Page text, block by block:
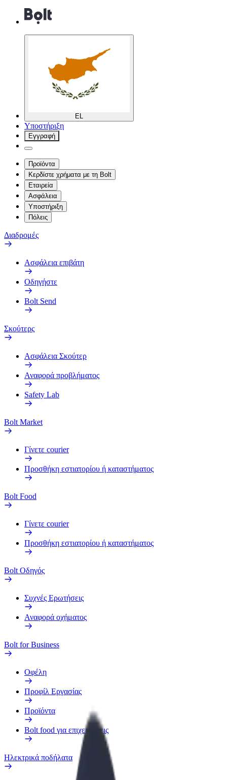
EL
Υποστήριξη
Εγγραφή
Προϊόντα
Κερδίστε χρήματα με τη Bolt
Εταιρεία
Ασφάλεια
Υποστήριξη
Πόλεις
Διαδρομές
Ασφάλεια επιβάτη
Οδηγήστε
Bolt Send
Σκούτερς
Ασφάλεια Σκούτερ
Αναφορά προβλήματος
Safety Lab
Bolt Market
Γίνετε courier
Προσθήκη εστιατορίου ή καταστήματος
Bolt Food
Γίνετε courier
Προσθήκη εστιατορίου ή καταστήματος
Bolt Οδηγός
Συχνές Ερωτήσεις
Αναφορά οχήματος
Bolt for Business
Οφέλη
Προφίλ Εργασίας
Προϊόντα
Bolt food για επιχειρήσεις
Ηλεκτρικά ποδήλατα